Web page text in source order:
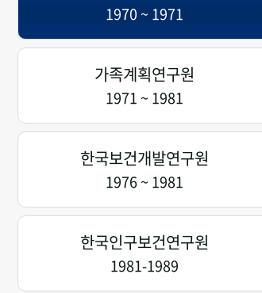
1970 ~ 1971
가족계획연구원
1971 ~ 1981
한국보건개발연구원
1976 ~ 1981
한국인구보건연구원
1981-1989